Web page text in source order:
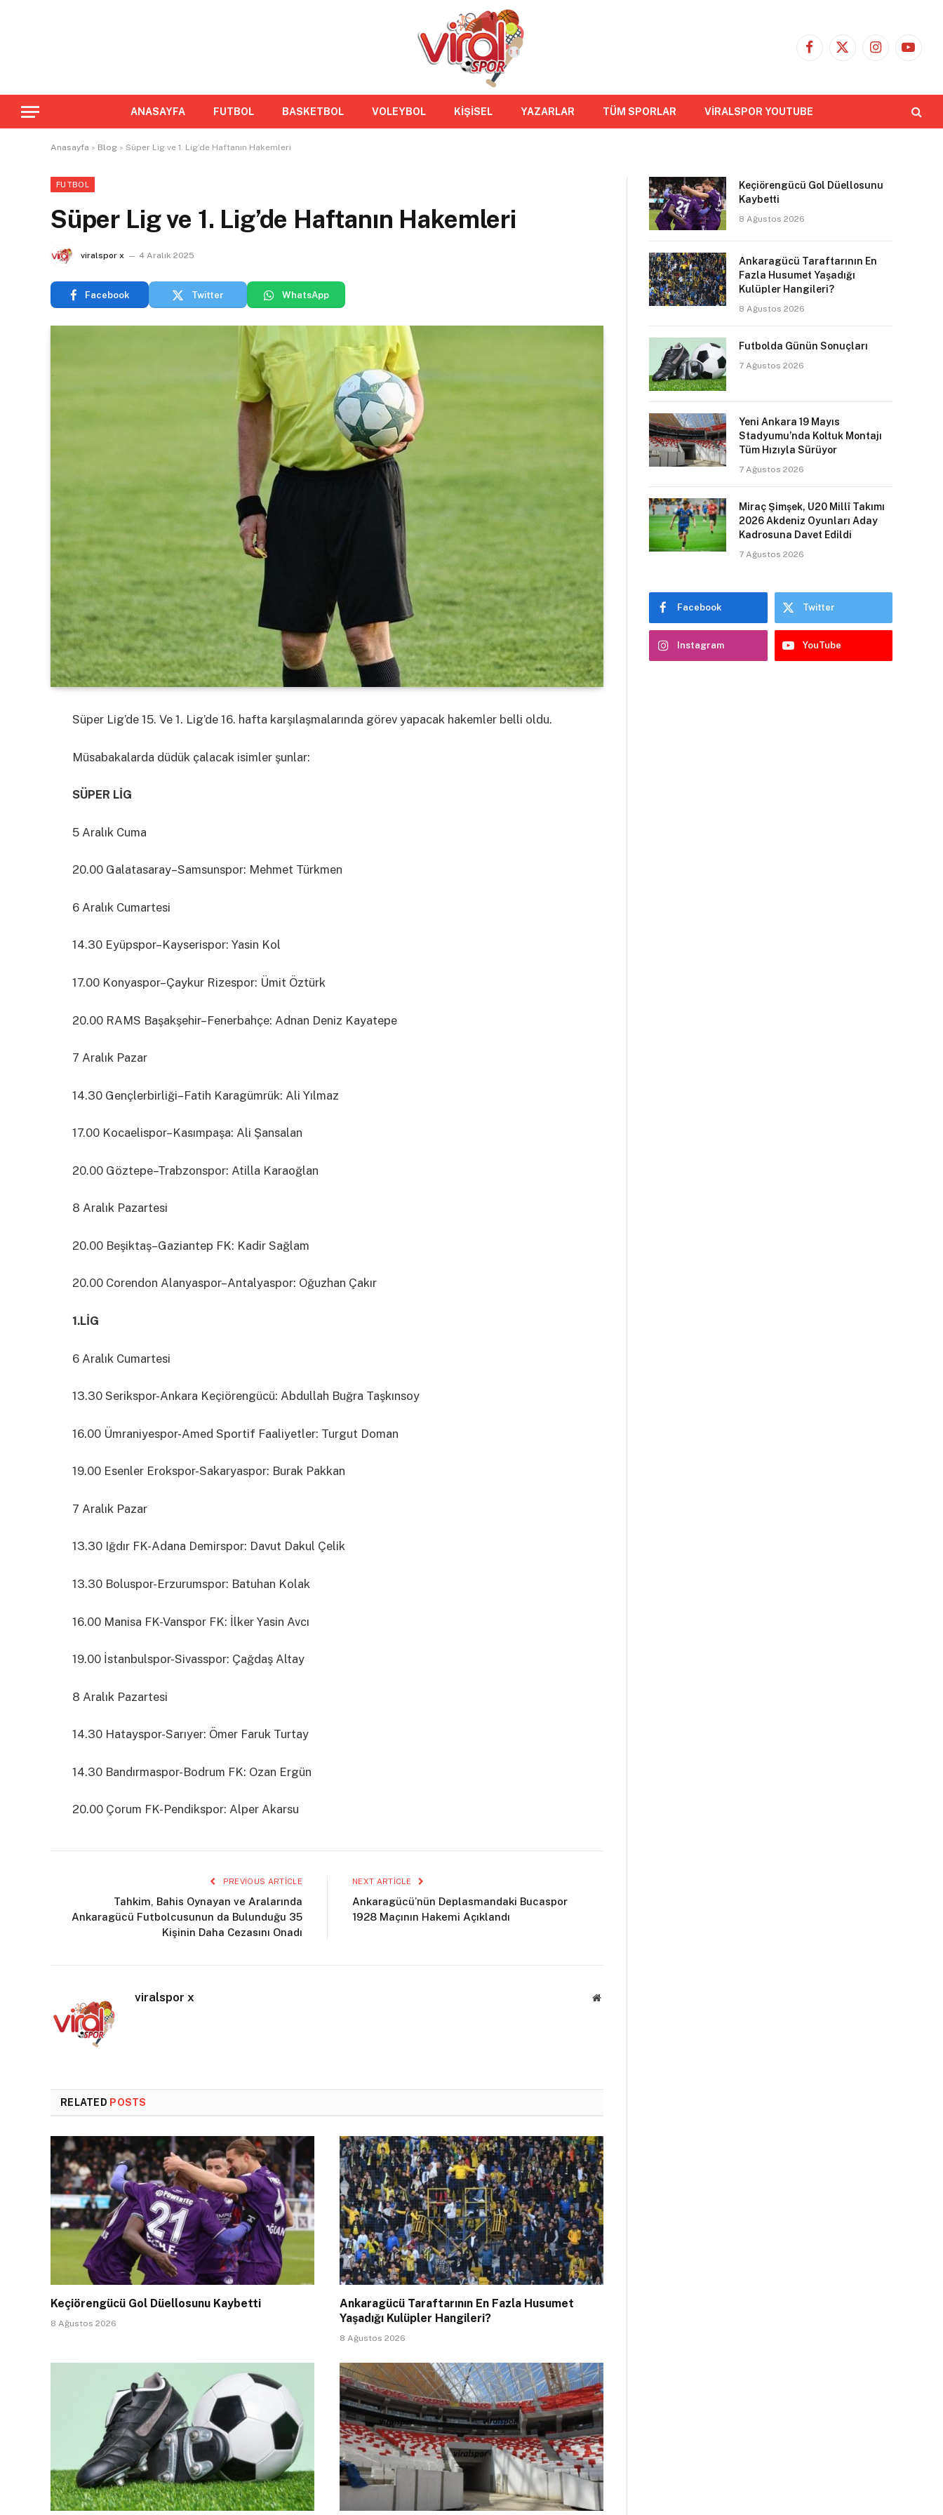
Facebook
X
Instagram
ANASAYFA FUTBOL BASKETBOL VOLEYBOL KİŞİSEL YAZARLAR TÜM SPORLAR VİRALSPOR YOUTUBE
Anasayfa » Blog » Süper Lig ve 1. Lig’de Haftanın Hakemleri
FUTBOL
Süper Lig ve 1. Lig’de Haftanın Hakemleri
viralspor x 4 Aralık 2025
Facebook Twitter WhatsApp
Süper Lig’de 15. Ve 1. Lig’de 16. hafta karşılaşmalarında görev yapacak hakemler belli oldu.
Müsabakalarda düdük çalacak isimler şunlar:
SÜPER LİG
5 Aralık Cuma
20.00 Galatasaray–Samsunspor: Mehmet Türkmen
6 Aralık Cumartesi
14.30 Eyüpspor–Kayserispor: Yasin Kol
17.00 Konyaspor–Çaykur Rizespor: Ümit Öztürk
20.00 RAMS Başakşehir–Fenerbahçe: Adnan Deniz Kayatepe
7 Aralık Pazar
14.30 Gençlerbirliği–Fatih Karagümrük: Ali Yılmaz
17.00 Kocaelispor–Kasımpaşa: Ali Şansalan
20.00 Göztepe–Trabzonspor: Atilla Karaoğlan
8 Aralık Pazartesi
20.00 Beşiktaş–Gaziantep FK: Kadir Sağlam
20.00 Corendon Alanyaspor–Antalyaspor: Oğuzhan Çakır
1.LİG
6 Aralık Cumartesi
13.30 Serikspor-Ankara Keçiörengücü: Abdullah Buğra Taşkınsoy
16.00 Ümraniyespor-Amed Sportif Faaliyetler: Turgut Doman
19.00 Esenler Erokspor-Sakaryaspor: Burak Pakkan
7 Aralık Pazar
13.30 Iğdır FK-Adana Demirspor: Davut Dakul Çelik
13.30 Boluspor-Erzurumspor: Batuhan Kolak
16.00 Manisa FK-Vanspor FK: İlker Yasin Avcı
19.00 İstanbulspor-Sivasspor: Çağdaş Altay
8 Aralık Pazartesi
14.30 Hatayspor-Sarıyer: Ömer Faruk Turtay
14.30 Bandırmaspor-Bodrum FK: Ozan Ergün
20.00 Çorum FK-Pendikspor: Alper Akarsu
PREVIOUS ARTICLE
Tahkim, Bahis Oynayan ve Aralarında
Ankaragücü Futbolcusunun da Bulunduğu 35
Kişinin Daha Cezasını Onadı
NEXT ARTICLE
Ankaragücü’nün Deplasmandaki Bucaspor
1928 Maçının Hakemi Açıklandı
viralspor x Website
RELATED POSTS
Keçiörengücü Gol Düellosunu Kaybetti
8 Ağustos 2026
Ankaragücü Taraftarının En Fazla Husumet
Yaşadığı Kulüpler Hangileri?
8 Ağustos 2026
Keçiörengücü Gol Düellosunu
Kaybetti
8 Ağustos 2026
Ankaragücü Taraftarının En
Fazla Husumet Yaşadığı
Kulüpler Hangileri?
8 Ağustos 2026
Futbolda Günün Sonuçları
7 Ağustos 2026
Yeni Ankara 19 Mayıs
Stadyumu’nda Koltuk Montajı
Tüm Hızıyla Sürüyor
7 Ağustos 2026
Miraç Şimşek, U20 Millî Takımı
2026 Akdeniz Oyunları Aday
Kadrosuna Davet Edildi
7 Ağustos 2026
Facebook Twitter
Instagram YouTube